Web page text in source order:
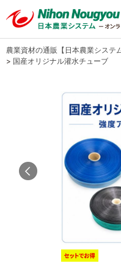
農業資材の通販【日本農業システム
> 国産オリジナル灌水チューブ